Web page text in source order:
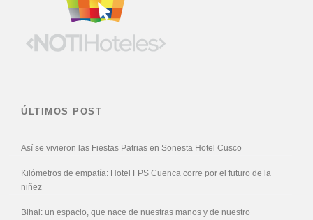
ÚLTIMOS POST
Así se vivieron las Fiestas Patrias en Sonesta Hotel Cusco
Kilómetros de empatía: Hotel FPS Cuenca corre por el futuro de la
niñez
Bihai: un espacio, que nace de nuestras manos y de nuestro